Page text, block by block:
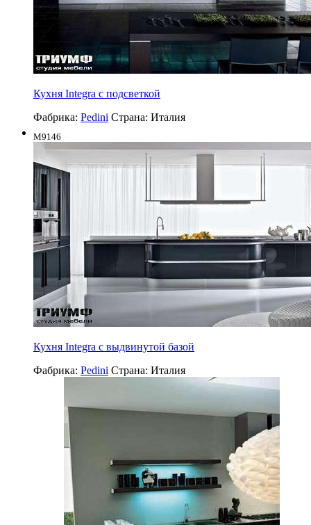
Кухня Integra с подсветкой
Фабрика: Pedini Страна: Италия
M9146
Кухня Integra с выдвинутой базой
Фабрика: Pedini Страна: Италия